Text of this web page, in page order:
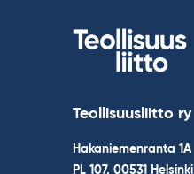
Teollisuusliitto ry
Hakaniemenranta 1A
PL 107, 00531 Helsinki